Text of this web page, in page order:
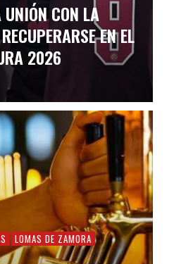
CON LA
EN EL
2026
LOMAS DE ZAMORA